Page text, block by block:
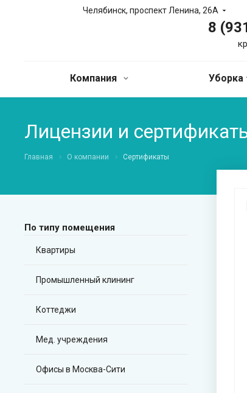
Челябинск, проспект Ленина, 26А
8
Компания Уборка
Лицензии и
Главная О компании Сертификаты
По типу помещения
Квартиры
Промышленный клининг
Коттеджи
Мед. учреждения
Офисы в Москва-Сити